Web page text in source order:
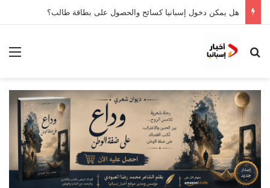
هل يمكن دخول إسبانيا كسائح والحصول على بطاقة طالب؟
بحث عن